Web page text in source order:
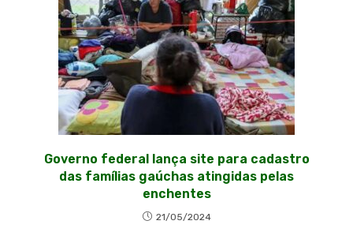
Governo federal lança site para cadastro
das famílias gaúchas atingidas pelas
enchentes
21/05/2024